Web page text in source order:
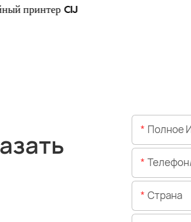
принтер CIJ
Полное
Телефон/
Страна